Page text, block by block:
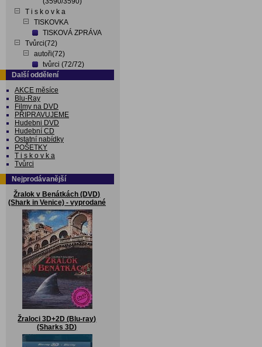
T i s k o v k a
TISKOVKA
TISKOVÁ ZPRÁVA
Tvůrci(72)
autoři(72)
tvůrci (72/72)
Další oddělení
AKCE měsíce
Blu-Ray
Filmy na DVD
PŘIPRAVUJEME
Hudebni DVD
Hudební CD
Ostatní nabídky
POŠETKY
T i s k o v k a
Tvůrci
Nejprodávanější
Žralok v Benátkách (DVD)
(Shark in Venice) - vyprodané
Žraloci 3D+2D (Blu-ray)
(Sharks 3D)